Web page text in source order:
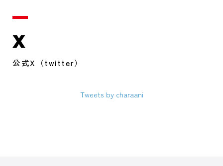
X
公式X（twitter）
Tweets by charaani